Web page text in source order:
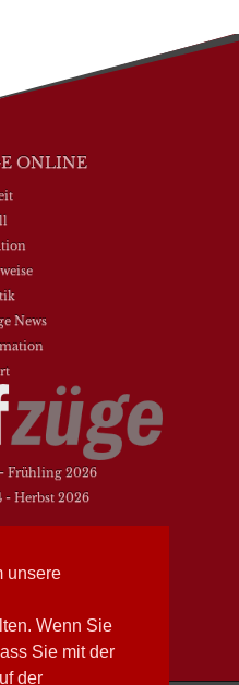
unsere
Wenn Sie
Sie mit der
der
ONLINE
News
Frühling 2026
- Herbst 2026
Welten übersetzen
Soziologie
Ohrwurm